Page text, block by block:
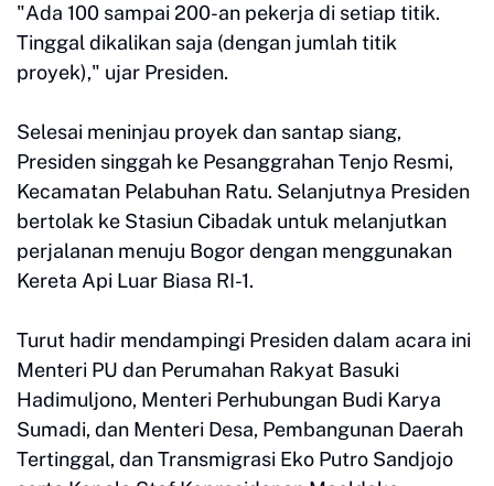
"Ada 100 sampai 200-an pekerja di setiap titik.
Tinggal dikalikan saja (dengan jumlah titik
proyek)," ujar Presiden.
Selesai meninjau proyek dan santap siang,
Presiden singgah ke Pesanggrahan Tenjo Resmi,
Kecamatan Pelabuhan Ratu. Selanjutnya Presiden
bertolak ke Stasiun Cibadak untuk melanjutkan
perjalanan menuju Bogor dengan menggunakan
Kereta Api Luar Biasa RI-1.
Turut hadir mendampingi Presiden dalam acara ini
Menteri PU dan Perumahan Rakyat Basuki
Hadimuljono, Menteri Perhubungan Budi Karya
Sumadi, dan Menteri Desa, Pembangunan Daerah
Tertinggal, dan Transmigrasi Eko Putro Sandjojo